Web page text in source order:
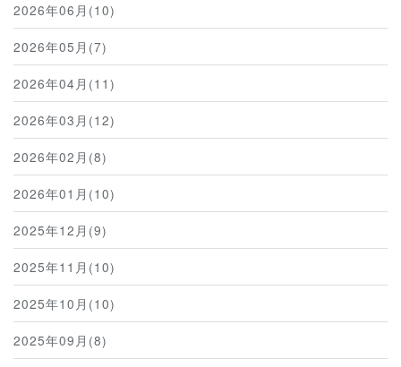
2026年06月(10)
2026年05月(7)
2026年04月(11)
2026年03月(12)
2026年02月(8)
2026年01月(10)
2025年12月(9)
2025年11月(10)
2025年10月(10)
2025年09月(8)